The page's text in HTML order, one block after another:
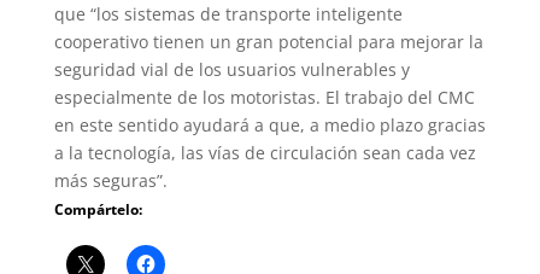
que “los sistemas de transporte inteligente
cooperativo tienen un gran potencial para mejorar la
seguridad vial de los usuarios vulnerables y
especialmente de los motoristas. El trabajo del CMC
en este sentido ayudará a que, a medio plazo gracias
a la tecnología, las vías de circulación sean cada vez
más seguras”.
Compártelo: